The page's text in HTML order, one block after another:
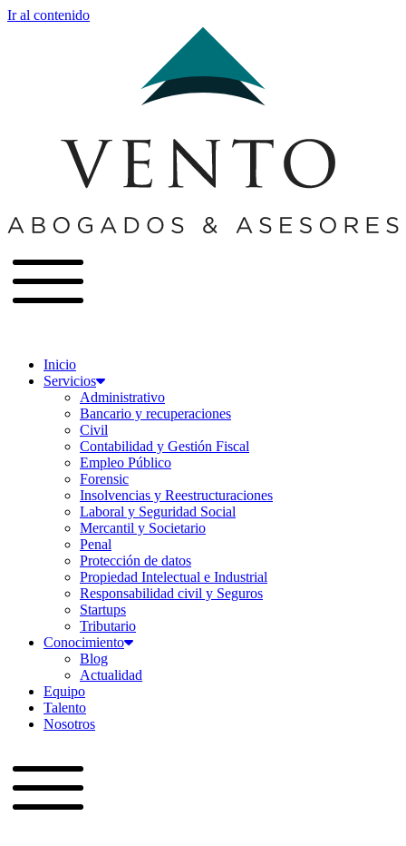
Ir al contenido
Inicio
Servicios
Administrativo
Bancario y recuperaciones
Civil
Contabilidad y Gestión Fiscal
Empleo Público
Forensic
Insolvencias y Reestructuraciones
Laboral y Seguridad Social
Mercantil y Societario
Penal
Protección de datos
Propiedad Intelectual e Industrial
Responsabilidad civil y Seguros
Startups
Tributario
Conocimiento
Blog
Actualidad
Equipo
Talento
Nosotros